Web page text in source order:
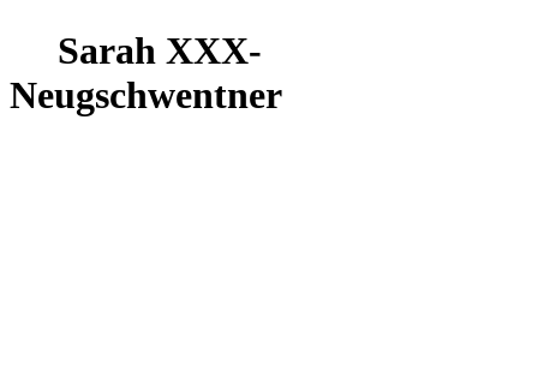
Sarah XXX-
Neugschwentner